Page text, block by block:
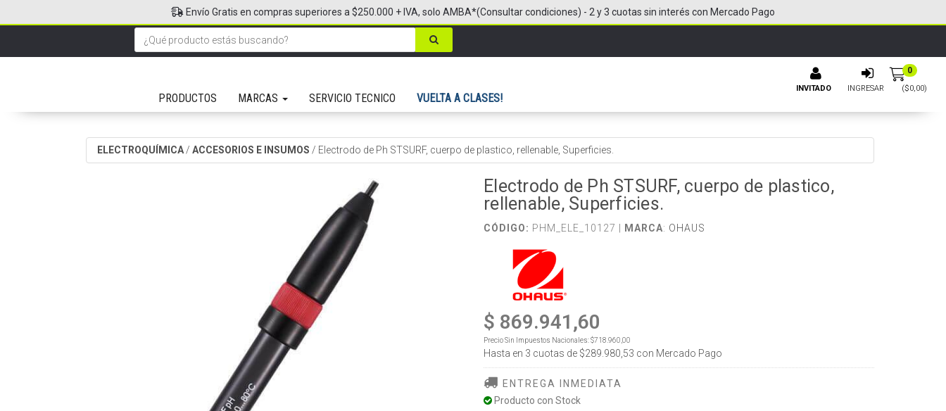
INVITADO INGRESAR
0
($0,00)
PRODUCTOS MARCAS SERVICIO TECNICO VUELTA A CLASES!
Envío Gratis en compras superiores a $250.000 + IVA, solo AMBA*(Consultar condiciones) - 2 y 3 cuotas sin interés con Mercado Pago
ELECTROQUÍMICA / ACCESORIOS E INSUMOS / Electrodo de Ph STSURF, cuerpo de plastico, rellenable, Superficies.
Electrodo de Ph STSURF, cuerpo de plastico,
rellenable, Superficies.
CÓDIGO: PHM_ELE_10127 | MARCA: OHAUS
$ 869.941,60
Precio Sin Impuestos Nacionales:$718.960,00
Hasta en 3 cuotas de $289.980,53 con Mercado Pago
ENTREGA INMEDIATA
Producto con Stock